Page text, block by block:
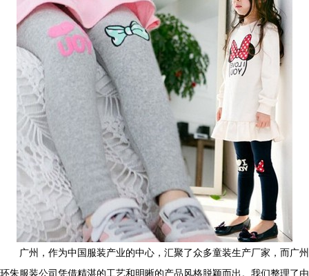
广州，作为中国服装产业的中心，汇聚了众多童装生产厂家，而广州
环朱服装公司凭借精湛的工艺和明晰的产品风格脱颖而出。我们整理了由